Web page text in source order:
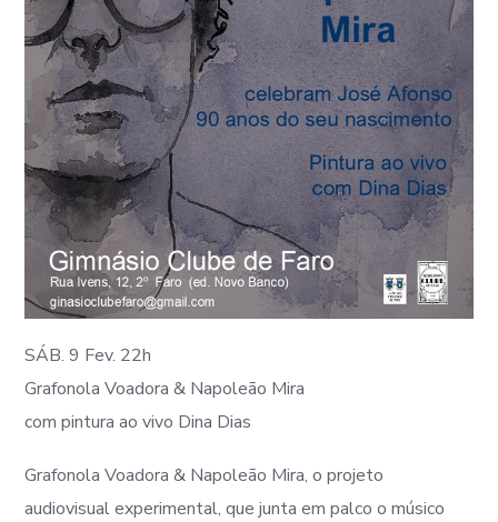
SÁB. 9 Fev. 22h
Grafonola Voadora & Napoleão Mira
com pintura ao vivo Dina Dias
Grafonola Voadora & Napoleão Mira, o projeto
audiovisual experimental, que junta em palco o músico